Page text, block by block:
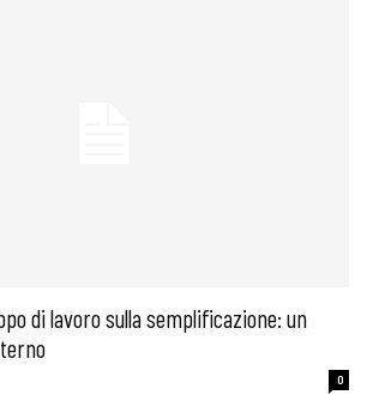
di lavoro sulla semplificazione: un
0